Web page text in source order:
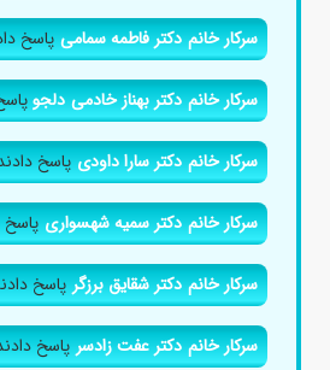
سرکار خانم دکتر فاطمه سمامیپاسخ
سرکار خانم دکتر بهناز خادمی دلجو
سرکار خانم دکتر سارا داودیپاسخ
سرکار خانم دکتر سمیه شهسواریپاسخ
سرکار خانم دکتر شقایق برزگرپاسخ
سرکار خانم دکتر عفت زادسرپاسخ